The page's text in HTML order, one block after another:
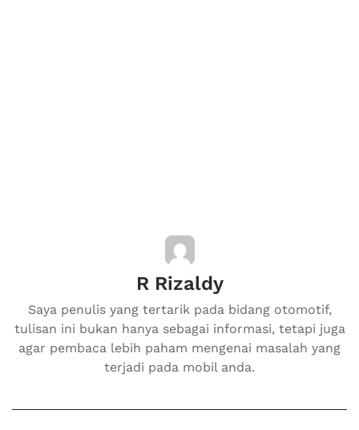
R Rizaldy
Saya penulis yang tertarik pada bidang otomotif,
tulisan ini bukan hanya sebagai informasi, tetapi juga
agar pembaca lebih paham mengenai masalah yang
terjadi pada mobil anda.